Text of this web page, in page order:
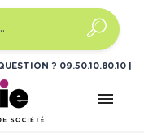
? 09.50.10.80.10
menu
DE